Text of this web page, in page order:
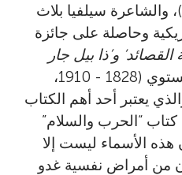
والشاعرة سيلفيا بلاث
أمريكية وحاصلة على جائزة
و’ذا بيل جار
والكاتب ليو تولستوي (1828 - 1910،
يعتبر أحد أهم الكتاب
كتاب “الحرب والسلام”
هذه الأسماء ليست إلا
من أمراض نفسية غدو